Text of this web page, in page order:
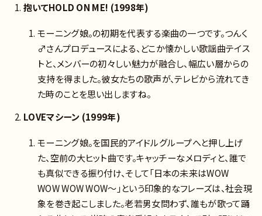
抱いてHOLD ON ME! (1998年)
モーニング娘。の初期を代表する楽曲の一つです。つんく
♂さんプロデュースによる、どこか懐かしい歌謡曲テイス
トと、メンバーの初々しい魅力が融合し、幅広い層からの
支持を得ました。彼女たちの歌声が、テレビから流れてき
た時のことを思い出しますね。
LOVEマシーン (1999年)
モーニング娘。を国民的アイドルグループへと押し上げ
た、空前の大ヒット曲です。キャッチーなメロディと、誰で
も真似できる振り付け、そして「日本の未来はWOW
WOW WOW WOW〜」という印象的なフレーズは、社会現
象を巻き起こしました。老若男女問わず、誰もが歌って踊